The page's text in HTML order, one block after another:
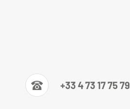
+33 4 73 17 75 79